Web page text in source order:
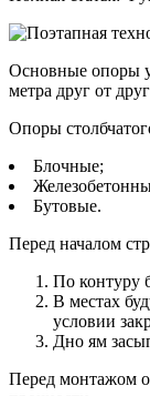
Основные опоры
метра друг от
Опоры
Блочные;
Бутовые.
Перед началом
По контуру
В местах
условии
Дно ям
Перед монтажом